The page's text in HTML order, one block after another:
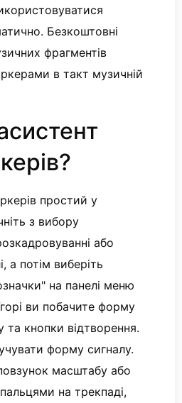
Безкоштовні
фрагментів
в такт музичній
простий у
з вибору
або
а потім виберіть
на панелі меню
ви побачите форму
та кнопки відтворення.
форму сигналу.
масштабу або
на трекпаді,